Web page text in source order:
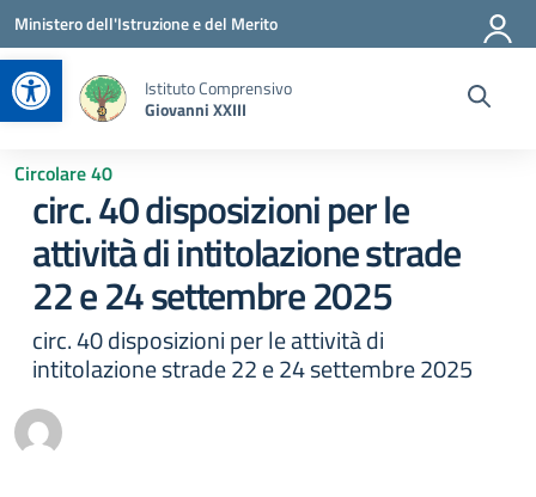
Apri la barra degli strumenti
Vai ai contenuti
Vai al menu di navigazione
Vai al footer
Ministero dell'Istruzione e del Merito
Istituto Comprensivo
Giovanni XXIII
Circolare 40
circ. 40 disposizioni per le
attività di intitolazione strade
22 e 24 settembre 2025
circ. 40 disposizioni per le attività di
intitolazione strade 22 e 24 settembre 2025